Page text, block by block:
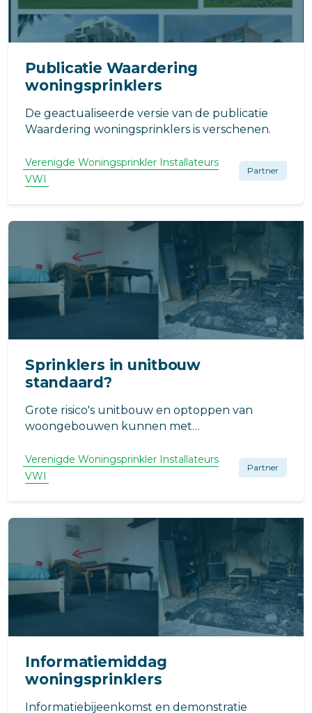
Publicatie Waardering
woningsprinklers
De geactualiseerde versie van de publicatie
Waardering woningsprinklers is verschenen.
Verenigde Woningsprinkler Installateurs
VWI
Partner
Sprinklers in unitbouw
standaard?
Grote risico's unitbouw en optoppen van
woongebouwen kunnen met
opgelost.
Verenigde Woningsprinkler Installateurs
VWI
Partner
Informatiemiddag
woningsprinklers
Informatiebijeenkomst en demonstratie